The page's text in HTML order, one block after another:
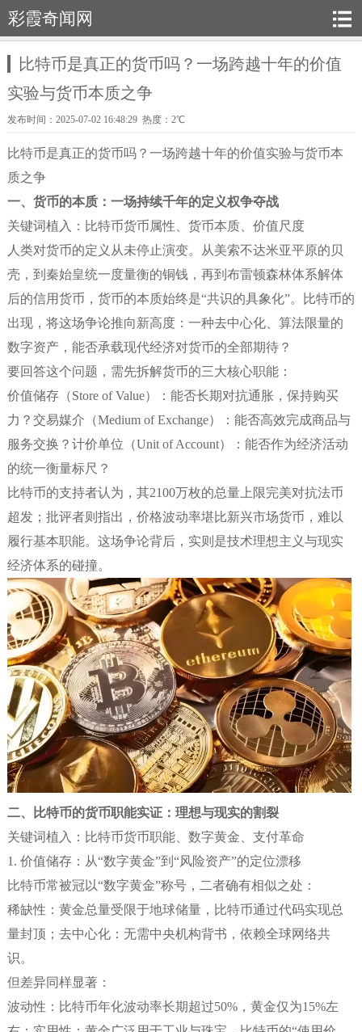
彩霞奇闻网
比特币是真正的货币吗？一场跨越十年的价值
实验与货币本质之争
发布时间：2025-07-02 16:48:29 热度：2℃
比特币是真正的货币吗？一场跨越十年的价值实验与货币本
质之争
一、货币的本质：一场持续千年的定义权争夺战
关键词植入：比特币货币属性、货币本质、价值尺度
人类对货币的定义从未停止演变。从美索不达米亚平原的贝
壳，到秦始皇统一度量衡的铜钱，再到布雷顿森林体系解体
后的信用货币，货币的本质始终是“共识的具象化”。比特币的
出现，将这场争论推向新高度：一种去中心化、算法限量的
数字资产，能否承载现代经济对货币的全部期待？
要回答这个问题，需先拆解货币的三大核心职能：
价值储存（Store of Value）：能否长期对抗通胀，保持购买
力？交易媒介（Medium of Exchange）：能否高效完成商品与
服务交换？计价单位（Unit of Account）：能否作为经济活动
的统一衡量标尺？
比特币的支持者认为，其2100万枚的总量上限完美对抗法币
超发；批评者则指出，价格波动率堪比新兴市场货币，难以
履行基本职能。这场争论背后，实则是技术理想主义与现实
经济体系的碰撞。
二、比特币的货币职能实证：理想与现实的割裂
关键词植入：比特币货币职能、数字黄金、支付革命
1. 价值储存：从“数字黄金”到“风险资产”的定位漂移
比特币常被冠以“数字黄金”称号，二者确有相似之处：
稀缺性：黄金总量受限于地球储量，比特币通过代码实现总
量封顶；去中心化：无需中央机构背书，依赖全球网络共
识。
但差异同样显著：
波动性：比特币年化波动率长期超过50%，黄金仅为15%左